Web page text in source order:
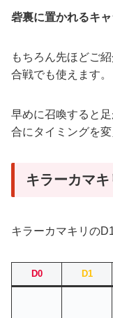
砦裏に置かれるキ
もちろん先ほどご
合戦でも使えます。
早めに召喚すると
合にタイミングを
キラーカマ
キラーカマキリの
D0 D1